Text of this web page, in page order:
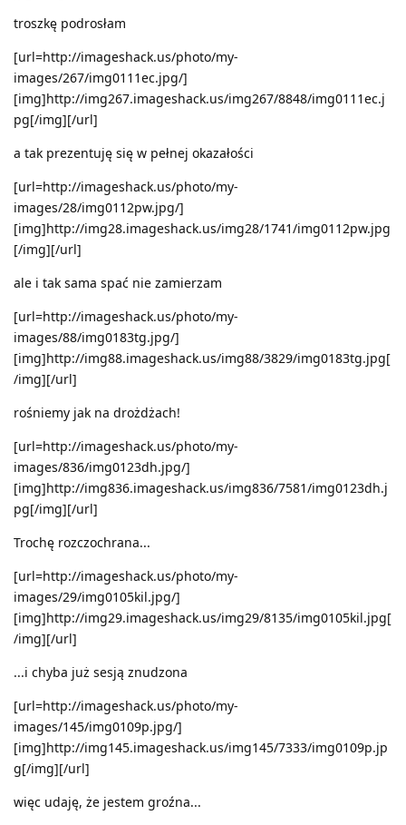
troszkę podrosłam
[url=http://imageshack.us/photo/my-
images/267/img0111ec.jpg/]
[img]http://img267.imageshack.us/img267/8848/img0111ec.j
pg[/img][/url]
a tak prezentuję się w pełnej okazałości
[url=http://imageshack.us/photo/my-
images/28/img0112pw.jpg/]
[img]http://img28.imageshack.us/img28/1741/img0112pw.jpg
[/img][/url]
ale i tak sama spać nie zamierzam
[url=http://imageshack.us/photo/my-
images/88/img0183tg.jpg/]
[img]http://img88.imageshack.us/img88/3829/img0183tg.jpg[
/img][/url]
rośniemy jak na drożdżach!
[url=http://imageshack.us/photo/my-
images/836/img0123dh.jpg/]
[img]http://img836.imageshack.us/img836/7581/img0123dh.j
pg[/img][/url]
Trochę rozczochrana...
[url=http://imageshack.us/photo/my-
images/29/img0105kil.jpg/]
[img]http://img29.imageshack.us/img29/8135/img0105kil.jpg[
/img][/url]
...i chyba już sesją znudzona
[url=http://imageshack.us/photo/my-
images/145/img0109p.jpg/]
[img]http://img145.imageshack.us/img145/7333/img0109p.jp
g[/img][/url]
więc udaję, że jestem groźna...